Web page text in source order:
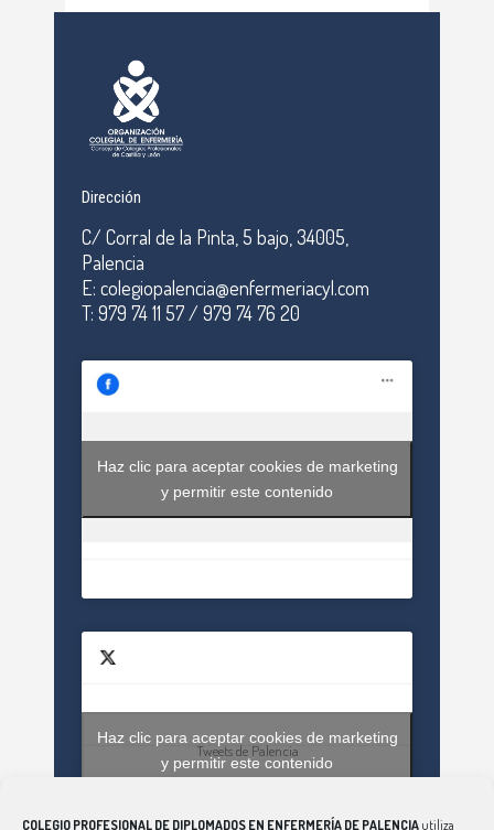
COLEGIO PROFESIONAL DE DIPLOMADOS EN ENFERMERÍA DE PALENCIA utiliza
Dirección
C/ Corral de la Pinta, 5 bajo, 34005,
Palencia
E: colegiopalencia@enfermeriacyl.com
T: 979 74 11 57 / 979 74 76 20
Haz clic para aceptar cookies de marketing
y permitir este contenido
Tweets de Palencia
Haz clic para aceptar cookies de marketing
y permitir este contenido